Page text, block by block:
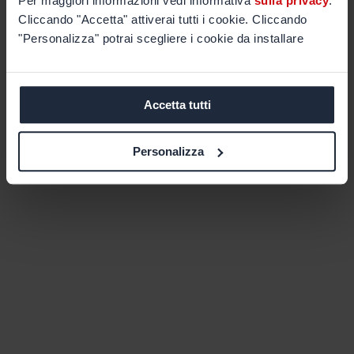
Cliccando "Accetta" attiverai tutti i cookie. Cliccando
"Personalizza" potrai scegliere i cookie da installare
Accetta tutti
Personalizza